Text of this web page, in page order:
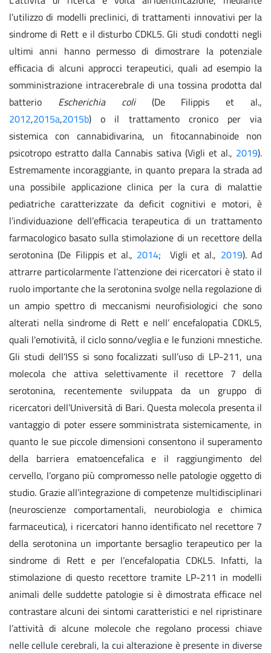
l’utilizzo di modelli preclinici, di trattamenti innovativi per la
sindrome di Rett e il disturbo CDKL5. Gli studi condotti negli
ultimi anni hanno permesso di dimostrare la potenziale
efficacia di alcuni approcci terapeutici, quali ad esempio la
somministrazione intracerebrale di una tossina prodotta dal
batterio Escherichia coli (De Filippis et al.,
2012,2015a,2015b) o il trattamento cronico per via
sistemica con cannabidivarina, un fitocannabinoide non
psicotropo estratto dalla Cannabis sativa (Vigli et al., 2019).
Estremamente incoraggiante, in quanto prepara la strada ad
una possibile applicazione clinica per la cura di malattie
pediatriche caratterizzate da deficit cognitivi e motori, è
l’individuazione dell’efficacia terapeutica di un trattamento
farmacologico basato sulla stimolazione di un recettore della
serotonina (De Filippis et al., 2014; Vigli et al., 2019). Ad
attrarre particolarmente l’attenzione dei ricercatori è stato il
ruolo importante che la serotonina svolge nella regolazione di
un ampio spettro di meccanismi neurofisiologici che sono
alterati nella sindrome di Rett e nell’ encefalopatia CDKL5,
quali l'emotività, il ciclo sonno/veglia e le funzioni mnestiche.
Gli studi dell’ISS si sono focalizzati sull’uso di LP-211, una
molecola che attiva selettivamente il recettore 7 della
serotonina, recentemente sviluppata da un gruppo di
ricercatori dell’Università di Bari. Questa molecola presenta il
vantaggio di poter essere somministrata sistemicamente, in
quanto le sue piccole dimensioni consentono il superamento
della barriera ematoencefalica e il raggiungimento del
cervello, l’organo più compromesso nelle patologie oggetto di
studio. Grazie all’integrazione di competenze multidisciplinari
(neuroscienze comportamentali, neurobiologia e chimica
farmaceutica), i ricercatori hanno identificato nel recettore 7
della serotonina un importante bersaglio terapeutico per la
sindrome di Rett e per l’encefalopatia CDKL5. Infatti, la
stimolazione di questo recettore tramite LP-211 in modelli
animali delle suddette patologie si è dimostrata efficace nel
contrastare alcuni dei sintomi caratteristici e nel ripristinare
l’attività di alcune molecole che regolano processi chiave
nelle cellule cerebrali, la cui alterazione è presente in diverse